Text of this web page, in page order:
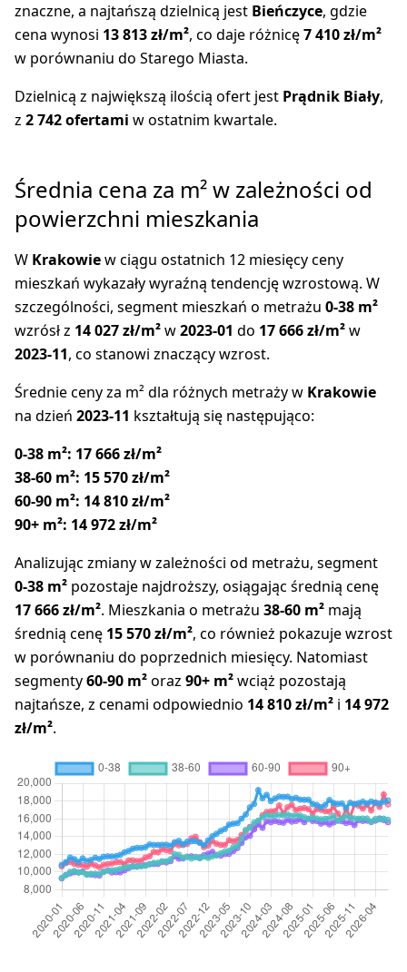
znaczne, a najtańszą dzielnicą jest Bieńczyce, gdzie
cena wynosi 13 813 zł/m², co daje różnicę7 410 zł/m²
w porównaniu do Starego Miasta.
Dzielnicą z największą ilością ofert jest Prądnik Biały,
z 2 742 ofertami w ostatnim kwartale.
Średnia cena za m² w zależności od
powierzchni mieszkania
W Krakowiew ciągu ostatnich 12 miesięcy ceny
mieszkań wykazały wyraźną tendencję wzrostową. W
szczególności, segment mieszkań o metrażu 0-38 m²
wzrósł z 14 027 zł/m²w2023-01 do 17 666 zł/m²w
2023-11, co stanowi znaczący wzrost.
Średnie ceny za m² dla różnych metraży w Krakowie
na dzień 2023-11 kształtują się następująco:
0-38 m²: 17 666 zł/m²
38-60 m²: 15 570 zł/m²
60-90 m²: 14 810 zł/m²
90+ m²: 14 972 zł/m²
Analizując zmiany w zależności od metrażu, segment
0-38 m² pozostaje najdroższy, osiągając średnią cenę
17 666 zł/m². Mieszkania o metrażu 38-60 m² mają
średnią cenę 15 570 zł/m², co również pokazuje wzrost
w porównaniu do poprzednich miesięcy. Natomiast
segmenty60-90 m²oraz 90+ m²wciąż pozostają
najtańsze, z cenami odpowiednio 14 810 zł/m² i 14 972
zł/m².